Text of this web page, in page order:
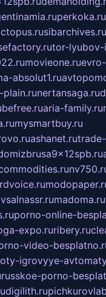
perkoka.ru
sibarchives.ru
tor-lyubov-
movieone.ru
absolut1.ru
plain.runertansaga.ru
aria-family.ru
mysmartbuy.ru
ashanet.ru
madoma.ru
porno-online-
expo.ruribery.ru
video-
igrovyye-
russkoe-porno-
digilith.ru